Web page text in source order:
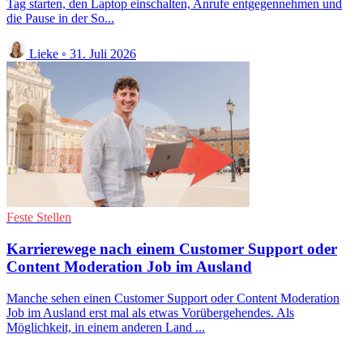
Tag starten, den Laptop einschalten, Anrufe entgegennehmen und
die Pause in der So...
Lieke ◦ 31. Juli 2026
Feste Stellen
Karrierewege nach einem Customer Support oder
Content Moderation Job im Ausland
Manche sehen einen Customer Support oder Content Moderation
Job im Ausland erst mal als etwas Vorübergehendes. Als
Möglichkeit, in einem anderen Land ...